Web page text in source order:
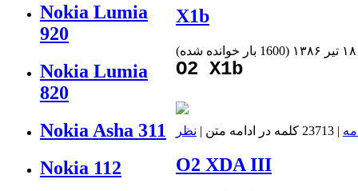
Nokia Lumia
920
Nokia Lumia
820
Nokia Asha 311
Nokia 112
X1b
(1600 بار خوانده شده )
O2 X1b
| 23713 کلمه در ادامه متن | نظر
O2 XDA III